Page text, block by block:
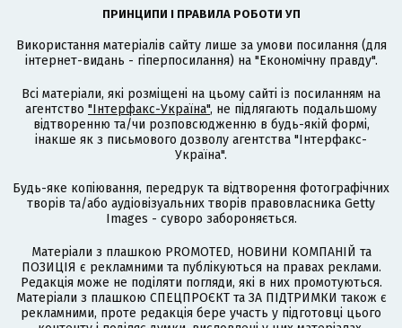
ПРИНЦИПИ І ПРАВИЛА РОБОТИ УП
Використання матеріалів сайту лише за умови посилання (для
інтернет-видань - гіперпосилання) на "Економічну правду".
Всі матеріали, які розміщені на цьому сайті із посиланням на
агентство "Інтерфакс-Україна", не підлягають подальшому
відтворенню та/чи розповсюдженню в будь-якій формі,
інакше як з письмового дозволу агентства "Інтерфакс-
Україна".
Будь-яке копіювання, передрук та відтворення фотографічних
творів та/або аудіовізуальних творів правовласника Getty
Images - суворо забороняється.
Матеріали з плашкою PROMOTED, НОВИНИ КОМПАНІЙ та
ПОЗИЦІЯ є рекламними та публікуються на правах реклами.
Редакція може не поділяти погляди, які в них промотуються.
Матеріали з плашкою СПЕЦПРОЄКТ та ЗА ПІДТРИМКИ також є
рекламними, проте редакція бере участь у підготовці цього